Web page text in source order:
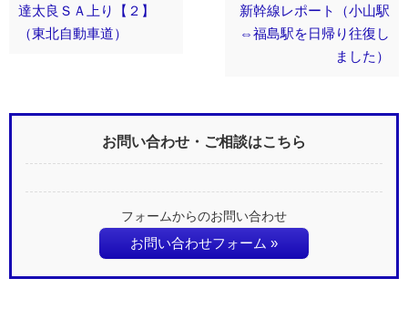
達太良ＳＡ上り【２】
（東北自動車道）
新幹線レポート（小山駅
⇔福島駅を日帰り往復し
ました）
お問い合わせ・ご相談はこちら
フォームからのお問い合わせ
お問い合わせフォーム »